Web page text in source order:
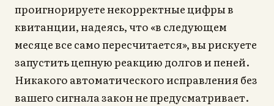
проигнорируете некорректные цифры в
квитанции, надеясь, что «в следующем
месяце все само пересчитается», вы рискуете
запустить цепную реакцию долгов и пеней.
Никакого автоматического исправления без
вашего сигнала закон не предусматривает.